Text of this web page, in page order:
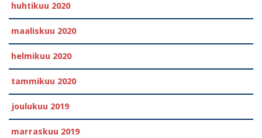
huhtikuu 2020
maaliskuu 2020
helmikuu 2020
tammikuu 2020
joulukuu 2019
marraskuu 2019